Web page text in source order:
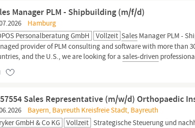
Manager PLM - Shipbuilding (m/f/d)
Hamburg
Personalberatung GmbH
Vollzeit Sales Manager PLM -
provider of PLM consulting and software with more than
and the U.S., we are looking for asales-driven
Sales Representative (m/w/d) Orthopaedic
Bayern, Bayreuth Kreisfreie Stadt, Bayreuth
GmbH & Co KG
Vollzeit Strategische Steuerung und